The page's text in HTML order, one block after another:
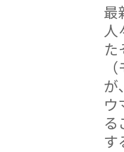
最
人
た
が
ウ
る
す